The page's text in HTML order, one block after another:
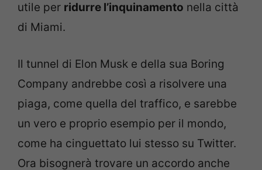
utile per ridurre l’inquinamento nella città
di Miami.
Il tunnel di Elon Musk e della sua Boring
Company andrebbe così a risolvere una
piaga, come quella del traffico, e sarebbe
un vero e proprio esempio per il mondo,
come ha cinguettato lui stesso su Twitter.
Ora bisognerà trovare un accordo anche